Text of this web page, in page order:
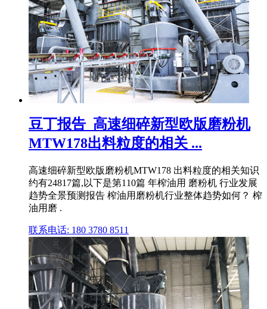
豆丁报告_高速细碎新型欧版磨粉机
MTW178出料粒度的相关 ...
高速细碎新型欧版磨粉机MTW178 出料粒度的相关知识
约有24817篇,以下是第110篇 年榨油用 磨粉机 行业发展
趋势全景预测报告 榨油用磨粉机行业整体趋势如何？ 榨
油用磨 .
联系电话: 180 3780 8511